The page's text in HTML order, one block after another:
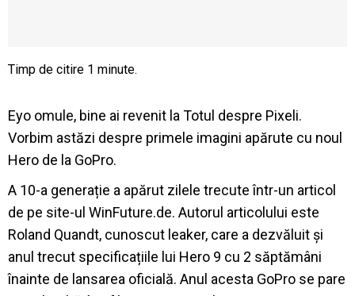
Eyo omule, bine ai revenit la Totul despre Pixeli.
Vorbim astăzi despre primele imagini apărute cu noul
Hero de la GoPro.
A 10-a generație a apărut zilele trecute într-un articol
de pe site-ul WinFuture.de. Autorul articolului este
Roland Quandt, cunoscut leaker, care a dezvăluit și
anul trecut specificațiile lui Hero 9 cu 2 săptămâni
înainte de lansarea oficială. Anul acesta GoPro se pare